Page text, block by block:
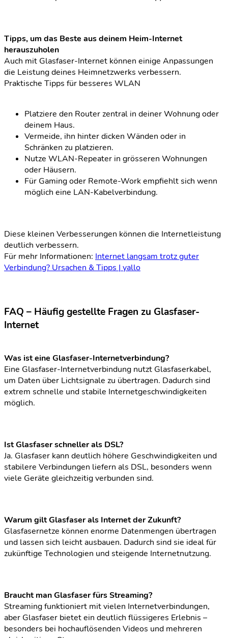
Tipps, um das Beste aus deinem Heim-Internet
herauszuholen
Auch mit Glasfaser-Internet können einige Anpassungen
die Leistung deines Heimnetzwerks verbessern.
Praktische Tipps für besseres WLAN
Platziere den Router zentral in deiner Wohnung oder
deinem Haus.
Vermeide, ihn hinter dicken Wänden oder in
Schränken zu platzieren.
Nutze WLAN-Repeater in grösseren Wohnungen
oder Häusern.
Für Gaming oder Remote-Work empfiehlt sich wenn
möglich eine LAN-Kabelverbindung.
Diese kleinen Verbesserungen können die Internetleistung
deutlich verbessern.
Für mehr Informationen: Internet langsam trotz guter
Verbindung? Ursachen & Tipps | yallo
FAQ – Häufig gestellte Fragen zu Glasfaser-
Internet
Was ist eine Glasfaser-Internetverbindung?
Eine Glasfaser-Internetverbindung nutzt Glasfaserkabel,
um Daten über Lichtsignale zu übertragen. Dadurch sind
extrem schnelle und stabile Internetgeschwindigkeiten
möglich.
Ist Glasfaser schneller als DSL?
Ja. Glasfaser kann deutlich höhere Geschwindigkeiten und
stabilere Verbindungen liefern als DSL, besonders wenn
viele Geräte gleichzeitig verbunden sind.
Warum gilt Glasfaser als Internet der Zukunft?
Glasfasernetze können enorme Datenmengen übertragen
und lassen sich leicht ausbauen. Dadurch sind sie ideal für
zukünftige Technologien und steigende Internetnutzung.
Braucht man Glasfaser fürs Streaming?
Streaming funktioniert mit vielen Internetverbindungen,
aber Glasfaser bietet ein deutlich flüssigeres Erlebnis –
besonders bei hochauflösenden Videos und mehreren